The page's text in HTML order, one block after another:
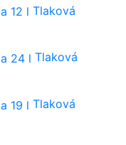
Tlaková
Tlaková
Tlaková